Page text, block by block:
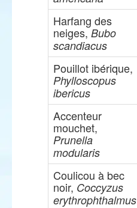
Harfang des
neiges,Bubo
scandiacus
Pouillot ibérique,
Phylloscopus
ibericus
Accenteur
mouchet,
Prunella
modularis
Coulicou à bec
noir, Coccyzus
erythrophthalmus